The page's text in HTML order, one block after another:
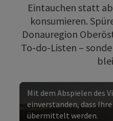
Eintauchen statt
konsumieren.
Donauregion
To-do-Listen –
Mit dem Abspielen des
einverstanden, dass
übermittelt werden.